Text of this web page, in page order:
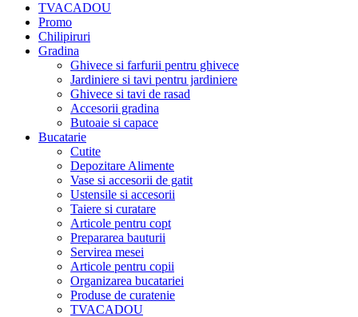
TVACADOU
Promo
Chilipiruri
Gradina
Ghivece si farfurii pentru ghivece
Jardiniere si tavi pentru jardiniere
Ghivece si tavi de rasad
Accesorii gradina
Butoaie si capace
Bucatarie
Cutite
Depozitare Alimente
Vase si accesorii de gatit
Ustensile si accesorii
Taiere si curatare
Articole pentru copt
Prepararea bauturii
Servirea mesei
Articole pentru copii
Organizarea bucatariei
Produse de curatenie
TVACADOU